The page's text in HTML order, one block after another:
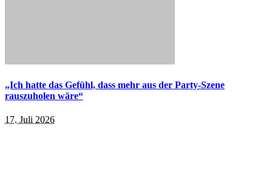
„Ich hatte das Gefühl, dass mehr aus der Party-Szene
rauszuholen wäre“
17. Juli 2026